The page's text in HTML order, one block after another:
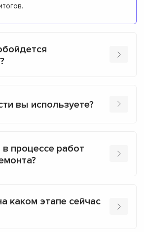
вы используете?
процессе работ
каком этапе сейчас